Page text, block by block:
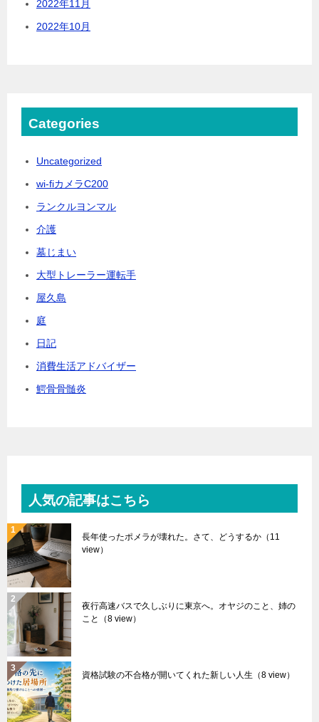
2022年11月
2022年10月
Categories
Uncategorized
wi-fiカメラC200
ランクルヨンマル
介護
墓じまい
大型トレーラー運転手
屋久島
庭
日記
消費生活アドバイザー
鰐骨骨髄炎
人気の記事はこちら
長年使ったポメラが壊れた。さて、どうするか （11
view）
夜行高速バスで久しぶりに東京へ。オヤジのこと、姉の
こと
（8 view）
資格試験の不合格が開いてくれた新しい人生 （8 view）